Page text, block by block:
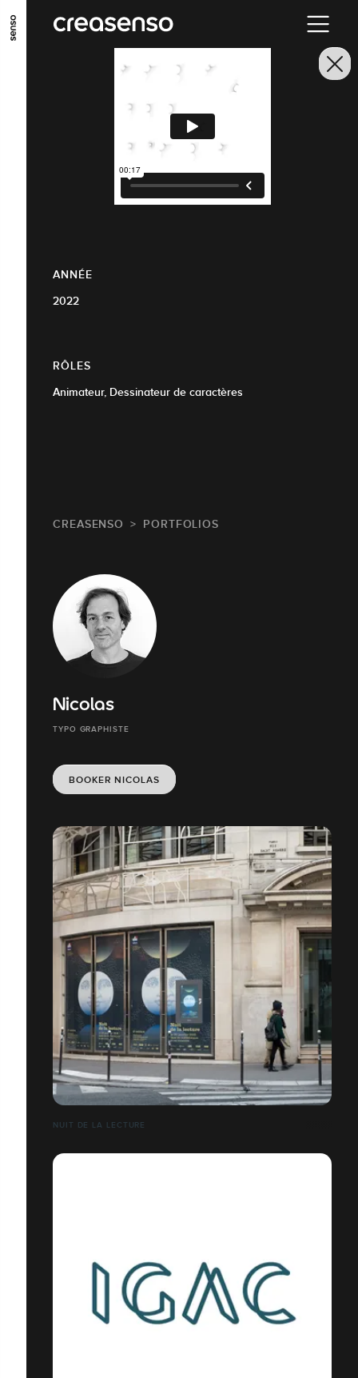
ALLER AU CONTENU PRINCIPAL
ANNÉE
2022
RÔLES
Animateur, Dessinateur de caractères
CREASENSO PORTFOLIOS
Nicolas
TYPO GRAPHISTE
BOOKER NICOLAS
NUIT DE LA LECTURE